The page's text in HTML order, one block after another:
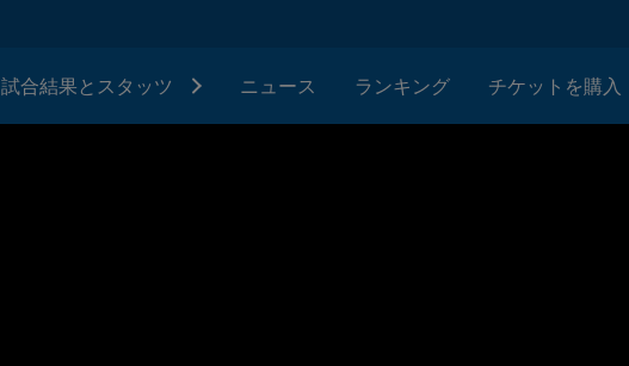
試合結果とスタッツ ニュース ランキング チケットを購入